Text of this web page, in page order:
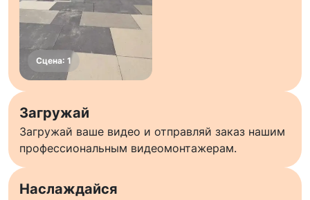
Загружай
Загружай ваше видео и отправляй заказ нашим
профессиональным видеомонтажерам.
Наслаждайся